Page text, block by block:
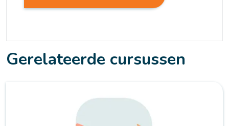
Gerelateerde cursussen